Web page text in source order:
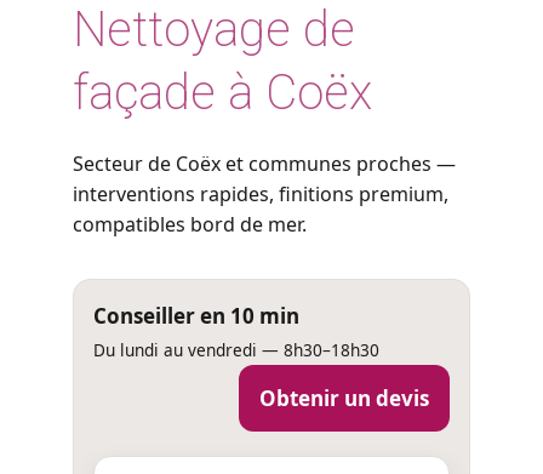
Nettoyage de
façade à Coëx
Secteur de Coëx et communes proches —
interventions rapides, finitions premium,
compatibles bord de mer.
Conseiller en 10 min
Du lundi au vendredi — 8h30–18h30
Obtenir un devis